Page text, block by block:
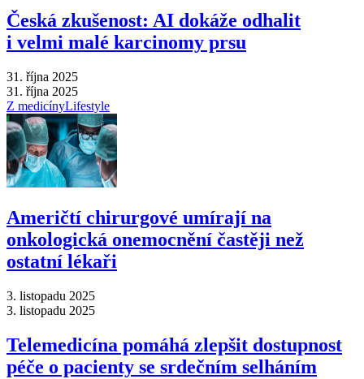
Česká zkušenost: AI dokáže odhalit
i velmi malé karcinomy prsu
31. října 2025
31. října 2025
Z medicínyLifestyle
Američtí chirurgové umírají na
onkologická onemocnění častěji než
ostatní lékaři
3. listopadu 2025
3. listopadu 2025
Telemedicína pomáhá zlepšit dostupnost
péče o pacienty se srdečním selháním